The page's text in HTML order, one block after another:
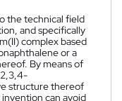
the technical field
and specifically
complex based
or a
By means of
structure thereof
can avoid